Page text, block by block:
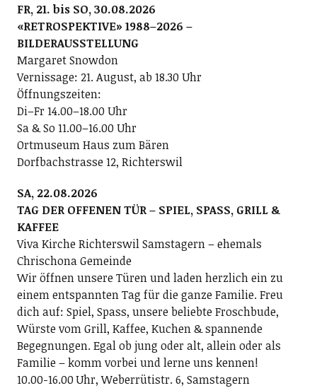
FR, 21. bis SO, 30.08.2026
«RETROSPEKTIVE» 1988–2026 –
BILDERAUSSTELLUNG
Margaret Snowdon
Vernissage: 21. August, ab 18.30 Uhr
Öffnungszeiten:
Di–Fr 14.00–18.00 Uhr
Sa & So 11.00–16.00 Uhr
Ortmuseum Haus zum Bären
Dorfbachstrasse 12, Richterswil
SA, 22.08.2026
TAG DER OFFENEN TÜR – SPIEL, SPASS, GRILL &
KAFFEE
Viva Kirche Richterswil Samstagern – ehemals
Chrischona Gemeinde
Wir öffnen unsere Türen und laden herzlich ein zu
einem entspannten Tag für die ganze Familie. Freu
dich auf: Spiel, Spass, unsere beliebte Froschbude,
Würste vom Grill, Kaffee, Kuchen & spannende
Begegnungen. Egal ob jung oder alt, allein oder als
Familie – komm vorbei und lerne uns kennen!
10.00-16.00 Uhr, Weberrütistr. 6, Samstagern